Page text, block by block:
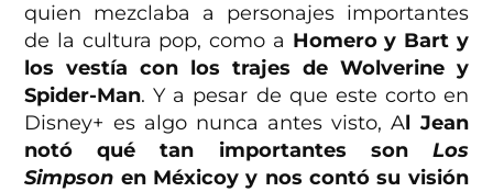
quien mezclaba a personajes importantes
de la cultura pop, como a Homero y Bart y
los vestía con los trajes de Wolverine y
Spider-Man. Y a pesar de que este corto en
Disney+ es algo nunca antes visto, Al Jean
notó qué tan importantes son Los
Simpson en Méxicoy y nos contó su visión